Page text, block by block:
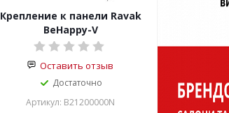
Крепление к панели Ravak
BeHappy-V
Оставить отзыв
Достаточно
Артикул: B21200000N